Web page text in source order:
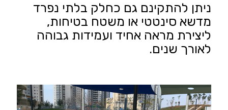
ניתן להתקינם גם כחלק בלתי נפרד
מדשא סינטטי או משטח בטיחות,
ליצירת מראה אחיד ועמידות גבוהה
לאורך שנים.